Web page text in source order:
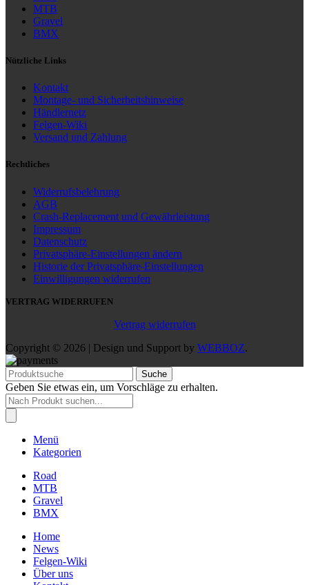
MTB
Gravel
BMX
Nützliche Links
Kontakt
Montage- und Sicherheitshinweise
Händlernetz
Felgen-Wiki
Versand und Zahlung
Rechtliches
Widerrufsbelehrung
AGB
Crash-Replacement und Gewährleistung
Impressum
Datenschutz
Privatsphäre-Einstellungen ändern
Historie der Privatsphäre-Einstellungen
Einwilligungen widerrufen
VERTRAG WIDERRUFEN
Vertrag widerrufen
Copyright © 2026 | Design und Support by WEBBOZ.
Suche
Geben Sie etwas ein, um Vorschläge zu erhalten.
Products
search
Menü
Kategorien
Road
MTB
Gravel
BMX
Home
News
Felgen-Wiki
Über uns